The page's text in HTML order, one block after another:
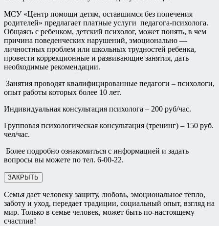
МСУ «Центр помощи детям, оставшимся без попечения
родителей» предлагает платные услуги педагога-психолога.
Общаясь с ребенком, детский психолог, может понять, в чем
причина поведенческих нарушений, эмоционально —
личностных проблем или школьных трудностей ребенка,
провести коррекционные и развивающие занятия, дать
необходимые рекомендации.
Занятия проводят квалифицированные педагоги – психологи,
опыт работы которых более 10 лет.
Индивидуальная консультация психолога – 200 руб/час.
Групповая психологическая консультация (тренинг) – 150 руб.
чел/час.
Более подробно ознакомиться с информацией и задать
вопросы вы можете по тел. 6-00-22.
ЗАКРЫТЬ
Семья дает человеку защиту, любовь, эмоциональное тепло,
заботу и уход, передает традиции, социальный опыт, взгляд на
мир. Только в семье человек, может быть по-настоящему
счастлив!